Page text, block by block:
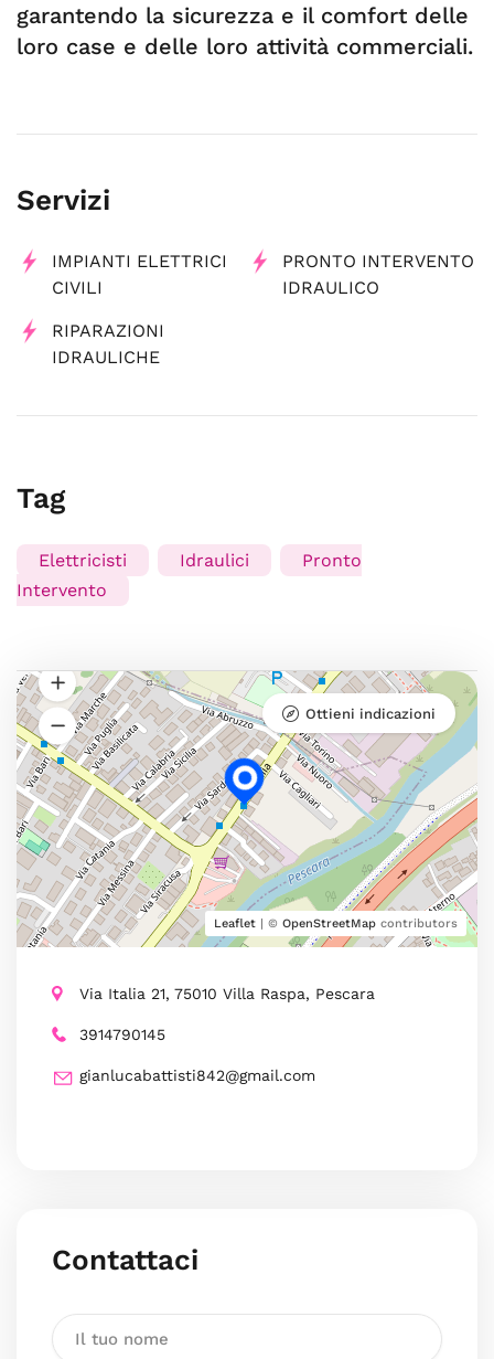
garantendo la sicurezza e il comfort delle
loro case e delle loro attività commerciali.
Servizi
IMPIANTI ELETTRICI
CIVILI
PRONTO INTERVENTO
IDRAULICO
RIPARAZIONI
IDRAULICHE
Tag
Elettricisti Idraulici
Pronto
Intervento
Leaflet | © OpenStreetMap contributors
Ottieni indicazioni
Via Italia 21, 75010 Villa Raspa, Pescara
3914790145
gianlucabattisti842@gmail.com
Contattaci